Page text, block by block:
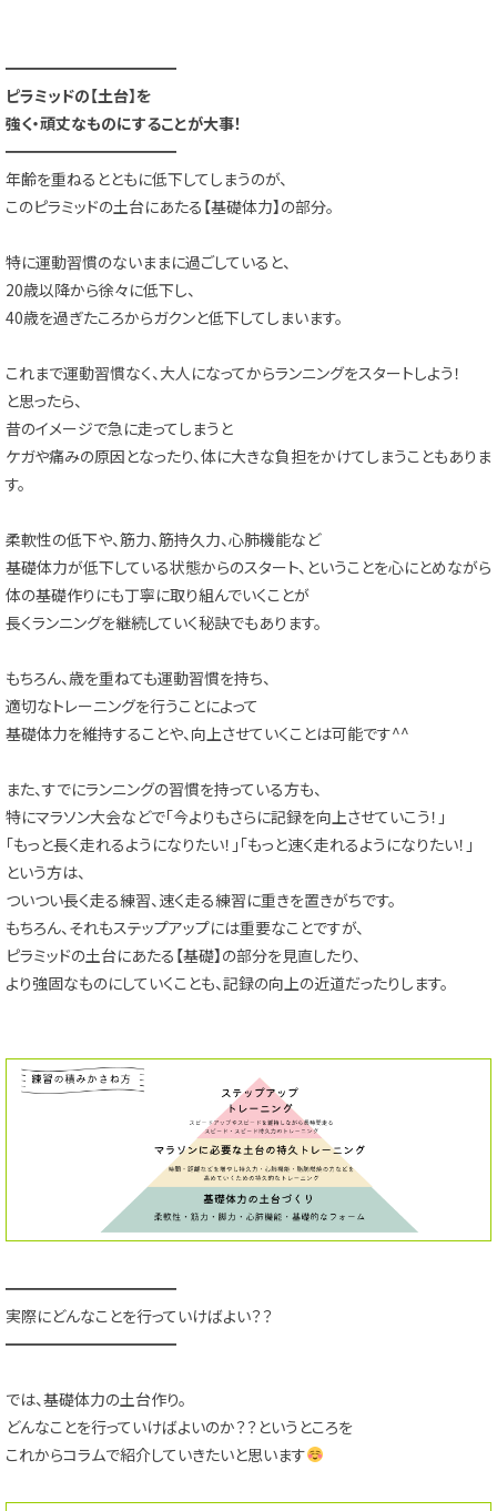
━━━━━━━━━━━
ピラミッドの【土台】を
強く・頑丈なものにすることが大事！
━━━━━━━━━━━
年齢を重ねるとともに低下してしまうのが、
このピラミッドの土台にあたる【基礎体力】の部分。
特に運動習慣のないままに過ごしていると、
20歳以降から徐々に低下し、
40歳を過ぎたころからガクンと低下してしまいます。
これまで運動習慣なく、大人になってからランニングをスタートしよう！
と思ったら、
昔のイメージで急に走ってしまうと
ケガや痛みの原因となったり、体に大きな負担をかけてしまうこともありま
す。
柔軟性の低下や、筋力、筋持久力、心肺機能など
基礎体力が低下している状態からのスタート、ということを心にとめながら
体の基礎作りにも丁寧に取り組んでいくことが
長くランニングを継続していく秘訣でもあります。
もちろん、歳を重ねても運動習慣を持ち、
適切なトレーニングを行うことによって
基礎体力を維持することや、向上させていくことは可能です^^
また、すでにランニングの習慣を持っている方も、
特にマラソン大会などで「今よりもさらに記録を向上させていこう！」
「もっと長く走れるようになりたい！」「もっと速く走れるようになりたい！」
という方は、
ついつい長く走る練習、速く走る練習に重きを置きがちです。
もちろん、それもステップアップには重要なことですが、
ピラミッドの土台にあたる【基礎】の部分を見直したり、
より強固なものにしていくことも、記録の向上の近道だったりします。
━━━━━━━━━━━
実際にどんなことを行っていけばよい？？
━━━━━━━━━━━
では、基礎体力の土台作り。
どんなことを行っていけばよいのか？？というところを
これからコラムで紹介していきたいと思います